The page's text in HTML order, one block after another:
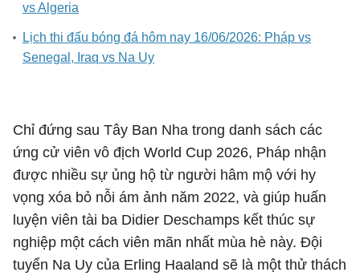
vs Algeria
Lịch thi đấu bóng đá hôm nay 16/06/2026: Pháp vs
Senegal, Iraq vs Na Uy
Chỉ đứng sau Tây Ban Nha trong danh sách các
ứng cử viên vô địch World Cup 2026, Pháp nhận
được nhiều sự ủng hộ từ người hâm mộ với hy
vọng xóa bỏ nỗi ám ảnh năm 2022, và giúp huấn
luyện viên tài ba Didier Deschamps kết thúc sự
nghiệp một cách viên mãn nhất mùa hè này. Đội
tuyển Na Uy của Erling Haaland sẽ là một thử thách